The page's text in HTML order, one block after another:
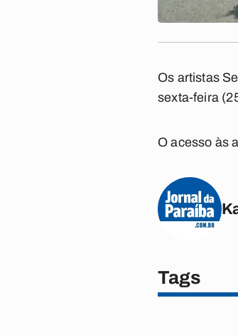
Os artistas
sexta-feira
O acesso às
Tags